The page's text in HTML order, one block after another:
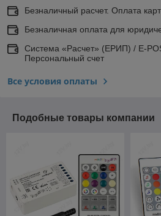
Безналичный расчет. Оплата
Безналичная оплата для
Система «Расчет» (ЕРИП) / E-
Персональный счет
Все условия оплаты
Подобные товары компании